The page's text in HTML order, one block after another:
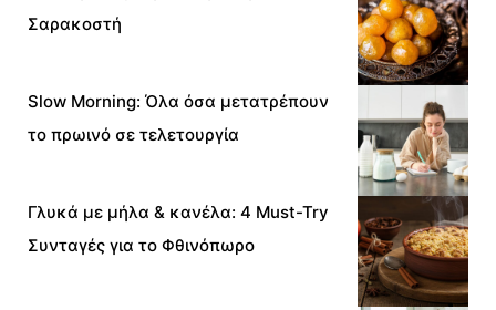
Σαρακοστή
Slow Morning: Όλα όσα μετατρέπουν
το πρωινό σε τελετουργία
Γλυκά με μήλα & κανέλα: 4 Must-Try
Συνταγές για το Φθινόπωρο